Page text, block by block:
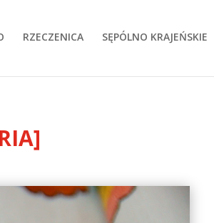
RZECZENICA SĘPÓLNO KRAJEŃSKIE